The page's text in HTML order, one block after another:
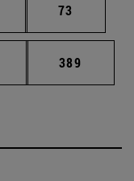
Páginas intermedias
Página
73
Páginas intermedias
Página
389